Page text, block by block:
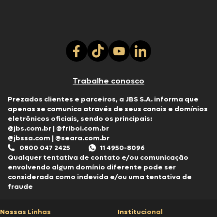
Trabalhe conosco
Prezados clientes e parceiros, a JBS S.A. informa que
apenas se comunica através de seus canais e domínios
eletrônicos oficiais, sendo os principais:
@jbs.com.br | @friboi.com.br
@jbssa.com | @seara.com.br
0800 047 2425
11 4950-8096
Qualquer tentativa de contato e/ou comunicação
envolvendo algum domínio diferente pode ser
considerada como indevida e/ou uma tentativa de
fraude
Nossas Linhas
Institucional